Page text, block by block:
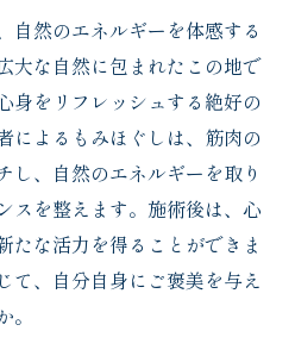
自然のエネルギーを体感する
大な自然に包まれたこの地で
身をリフレッシュする絶好の
によるもみほぐしは、筋肉の
し、自然のエネルギーを取り
スを整えます。施術後は、心
たな活力を得ることができま
て、自分自身にご褒美を与え